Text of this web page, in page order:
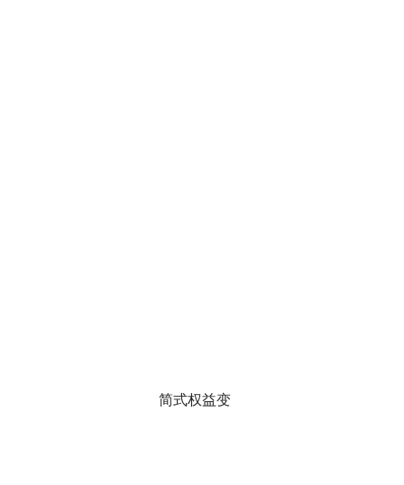
权益变